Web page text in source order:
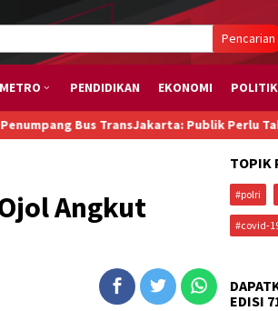
Pencarian
METRO PENDIDIKAN EKONOMI POLITIK
TransJakarta: Publik Perlu Tahu,
Angkut
TOPIK
#polri
#covid-
EDISI